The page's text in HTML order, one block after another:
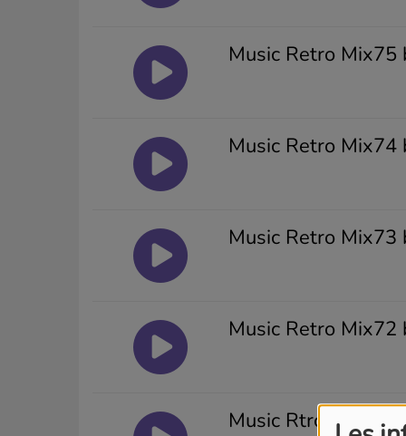
Music Retro Mix75
Music Retro Mix74
Music Retro Mix73
Music Retro Mix72
Music Rtro Mix71